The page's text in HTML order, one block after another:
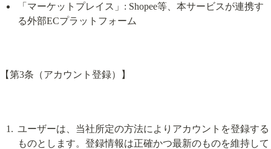
「マーケットプレイス」: Shopee等、本サービスが連携す
る外部ECプラットフォーム
【第3条（アカウント登録）】
ユーザーは、当社所定の方法によりアカウントを登録する
ものとします。登録情報は正確かつ最新のものを維持して